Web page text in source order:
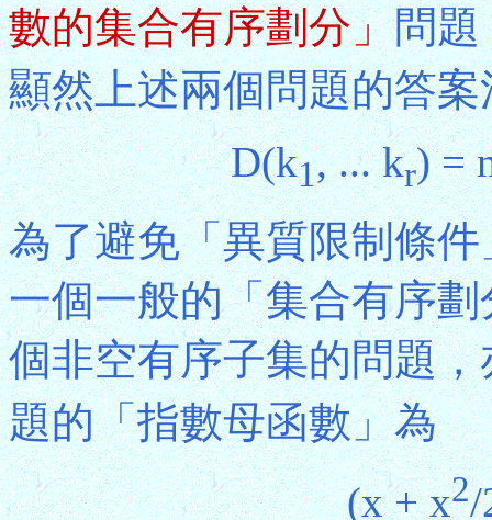
數的集合有序劃分」問題
顯然上述兩個問題的答
D(k1, ... kr) =
為了避免「異質限制條
一個一般的「集合有序
個非空有序子集的問題
題的「指數母函數」為
(x + x2/